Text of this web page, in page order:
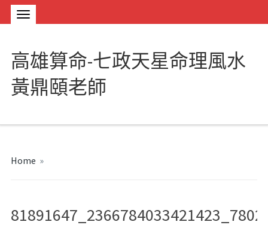
高雄算命-七政天星命理風水
黃鼎頤老師
Home »